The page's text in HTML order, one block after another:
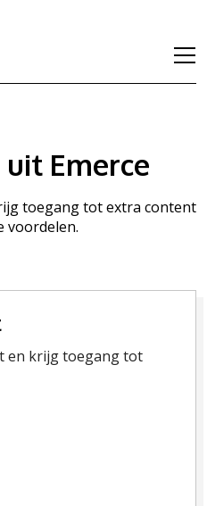
Emerce
toegang tot extra content
voordelen.
en krijg toegang tot